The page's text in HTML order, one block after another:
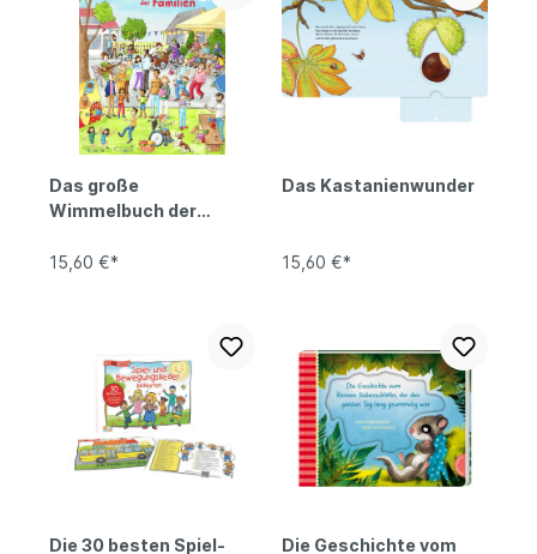
Das große
Wimmelbuch der
15,60 €*
Das Kastanienwunder
15,60 €*
Die 30 besten Spiel-
Die Geschichte vom